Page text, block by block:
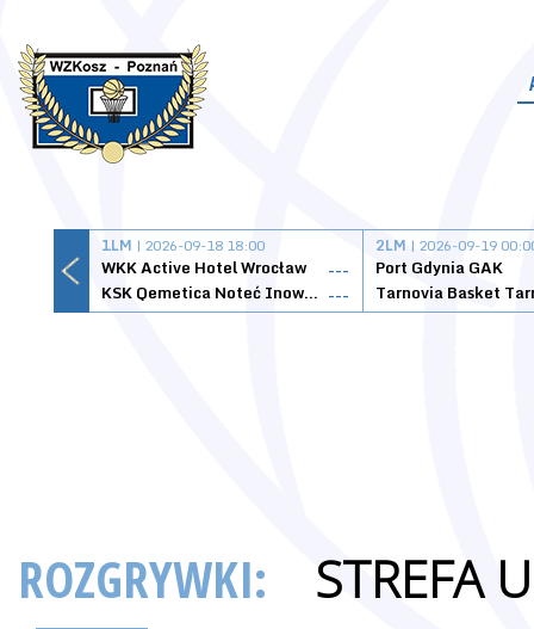
1LM | 2026-09-18 18:00
WKK Active Hotel Wrocław
---
KSK Qemetica Noteć Inowrocław ---
2LM | 2026-09-19
Port Gdynia GAK
ROZGRYWKI: STREFA